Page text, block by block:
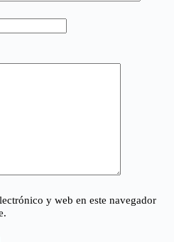
y web en este navegador